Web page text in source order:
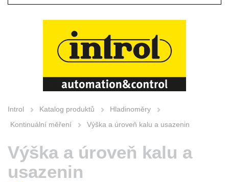
Introl Katalog produktů
Hladinoměry
Kontinuální měření
Výška a úroveň kalu a usazenin
Výška a úroveň kalu a
usazenin